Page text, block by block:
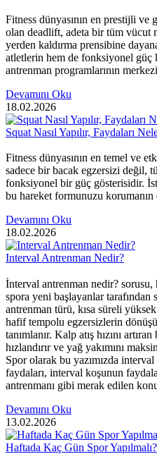
Fitness dünyasının en prestijli ve
olan deadlift, adeta bir tüm vücut
yerden kaldırma prensibine
atletlerin hem de fonksiyonel güç
antrenman programlarının
Devamını Oku
18.02.2026
Squat Nasıl Yapılır, Faydaları
Fitness dünyasının en temel ve
sadece bir bacak egzersizi değil,
fonksiyonel bir güç gösterisidir.
bu hareket formunuzu korumanın
Devamını Oku
18.02.2026
Interval Antrenman Nedir?
İnterval antrenman nedir?
spora yeni başlayanlar tarafından
antrenman türü, kısa süreli
hafif tempolu egzersizlerin
tanımlanır. Kalp atış hızını
hızlandırır ve yağ yakımını
Spor olarak bu yazımızda
faydaları, interval koşunun
antrenmanı gibi merak edilen
Devamını Oku
13.02.2026
Haftada Kaç Gün Spor Yapılmalı?